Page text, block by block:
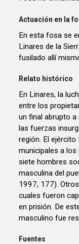
Actuación en la
En esta fosa se
Linares de la
fusilado allí
Relato histórico
En Linares, la
entre los
un final abrupto
las fuerzas
región. El ejército
municipales a los
siete hombres
masculina del
1997, 177).
cuales fueron
en prisión. De
masculino fue
Fuentes